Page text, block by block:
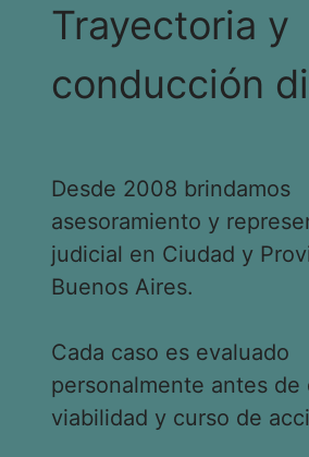
Trayectoria y
conducción
Desde 2008 brindamos
asesoramiento y
judicial en Ciudad y
Buenos Aires.
Cada caso es evaluado
personalmente antes de
viabilidad y curso de